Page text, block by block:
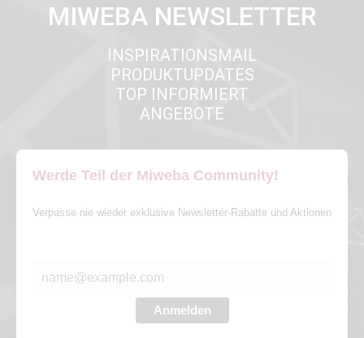
MIWEBA NEWSLETTER
INSPIRATIONSMAIL
PRODUKTUPDATES
TOP INFORMIERT
ANGEBOTE
Werde Teil der Miweba Community!
Verpasse nie wieder exklusive Newsletter-Rabatte und Aktionen
Anmelden